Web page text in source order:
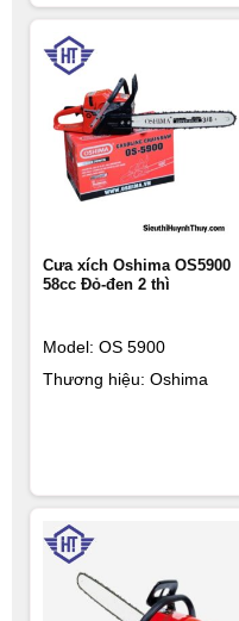
Cưa xích Oshima OS5900
58cc Đỏ-đen 2 thì
Model: OS 5900
Thương hiệu: Oshima